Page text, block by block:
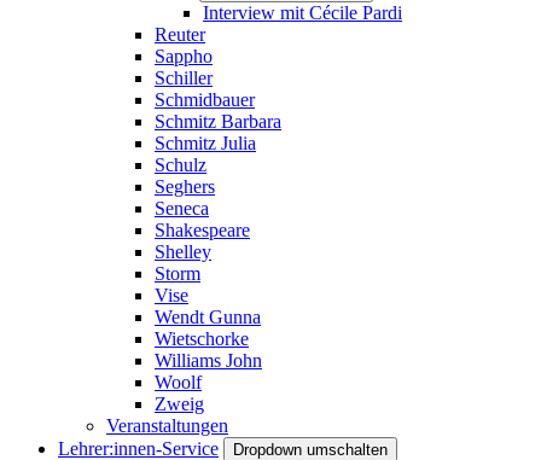
Interview mit Cécile Pardi
Reuter
Sappho
Schiller
Schmidbauer
Schmitz Barbara
Schmitz Julia
Schulz
Seghers
Seneca
Shakespeare
Shelley
Storm
Vise
Wendt Gunna
Wietschorke
Williams John
Woolf
Zweig
Veranstaltungen
Lehrer:innen-Service
Dropdown umschalten